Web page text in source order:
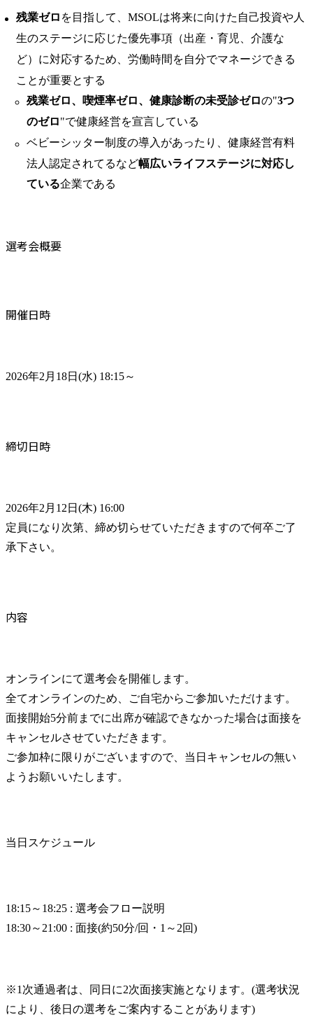
残業ゼロ を目指して、MSOLは将来に向けた自己投資や人
生のステージに応じた優先事項（出産・育児、介護な
ど）に対応するため、労働時間を自分でマネージできる
ことが重要とする
残業ゼロ、喫煙率ゼロ、健康診断の未受診ゼロの"3つ
のゼロ"で健康経営を宣言している
ベビーシッター制度の導入があったり、健康経営有料
法人認定されてるなど幅広いライフステージに対応し
ている企業である
選考会概要
開催日時
2026年2月18日(水) 18:15～
締切日時
2026年2月12日(木) 16:00
定員になり次第、締め切らせていただきますので何卒ご了
承下さい。
内容
オンラインにて選考会を開催します。
全てオンラインのため、ご自宅からご参加いただけます。
面接開始5分前までに出席が確認できなかった場合は面接を
キャンセルさせていただきます。
ご参加枠に限りがございますので、当日キャンセルの無い
ようお願いいたします。
当日スケジュール
18:15～18:25 : 選考会フロー説明
18:30～21:00 : 面接(約50分/回・1～2回)
※1次通過者は、同日に2次面接実施となります。(選考状況
により、後日の選考をご案内することがあります)